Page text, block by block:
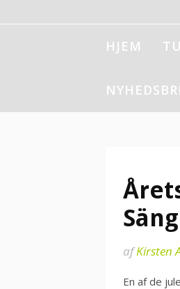
HJEM
afKirsten
En af de